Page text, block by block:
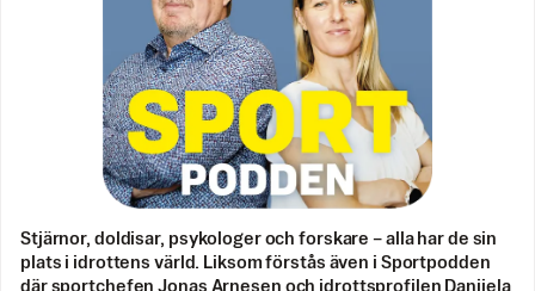
Stjärnor, doldisar, psykologer och forskare – alla har de sin
plats i idrottens värld. Liksom förstås även i Sportpodden
där sportchefen Jonas Arnesen och idrottsprofilen Danijela